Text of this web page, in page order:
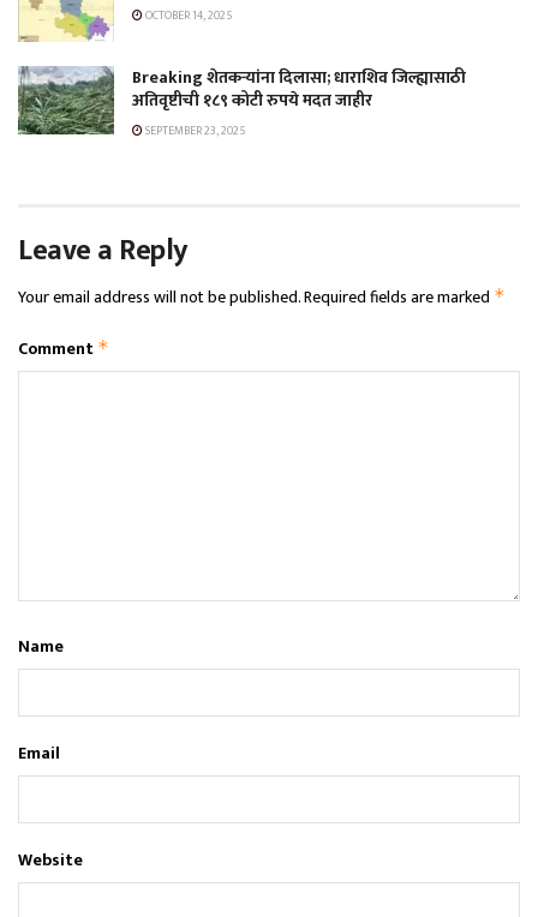
OCTOBER 14, 2025
Breaking शेतकऱ्यांना दिलासा; धाराशिव जिल्ह्यासाठी
अतिवृष्टीची १८९ कोटी रुपये मदत जाहीर
SEPTEMBER 23, 2025
Leave a Reply
Your email address will not be published.Required fields are marked *
Comment *
Name
Email
Website